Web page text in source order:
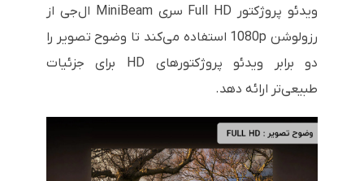
ویدئو پروژکتور Full HD سری MiniBeam ال‌جی از
رزولوشن 1080p استفاده می‌کند تا وضوح تصویر را
دو برابر ویدئو پروژکتورهای HD برای جزئیات
طبیعی‌تر ارائه دهد.